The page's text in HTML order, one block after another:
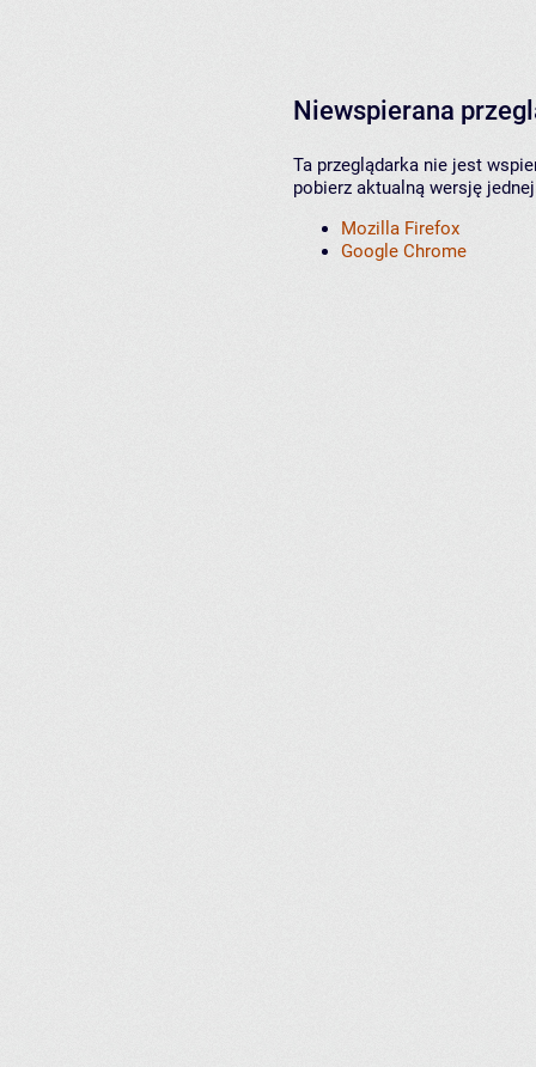
Niewspierana
Ta przeglądarka nie jest
pobierz aktualną wersję
Mozilla Firefox
Google Chrome